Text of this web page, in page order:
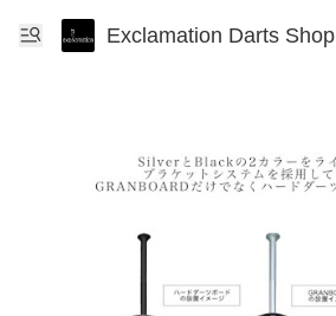
Exclamation Darts Shop